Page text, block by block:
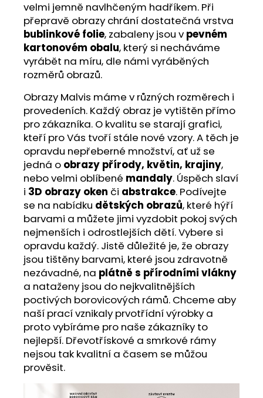
velmi jemně navlhčeným hadříkem. Při
přepravě obrazy chrání dostatečná vrstva
bublinkové folie, zabaleny jsou v pevném
kartonovém obalu, který si necháváme
vyrábět na míru, dle námi vyráběných
rozměrů obrazů.
Obrazy Malvis máme v různých rozměrech i
provedeních. Každý obraz je vytištěn přímo
pro zákazníka. O kvalitu se starají grafici,
kteří pro Vás tvoří stále nové vzory. A těch je
opravdu nepřeberné množství, ať už se
jedná o obrazy přírody, květin, krajiny,
nebo velmi oblíbené mandaly. Úspěch slaví
i 3D obrazy oken či abstrakce. Podívejte
se na nabídku dětských obrazů, které hýří
barvami a můžete jimi vyzdobit pokoj svých
nejmenších i odrostlejších dětí. Vybere si
opravdu každý. Jistě důležité je, že obrazy
jsou tištěny barvami, které jsou zdravotně
nezávadné, na plátně s přírodními vlákny
a nataženy jsou do nejkvalitnějších
poctivých borovicových rámů. Chceme aby
naší prací vznikaly prvotřídní výrobky a
proto vybíráme pro naše zákazníky to
nejlepší. Dřevotřískové a smrkové rámy
nejsou tak kvalitní a časem se můžou
prověsit.